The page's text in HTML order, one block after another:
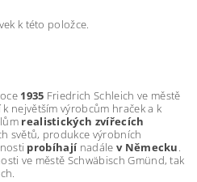
k této položce.
1935 Friedrich Schleich ve městě
největším výrobcům hraček a k
realistických zvířecích
světů, produkce výrobních
probíhajínadále v Německu.
ve městě Schwäbisch Gmünd, tak